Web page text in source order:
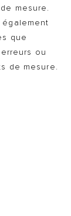
mesure.
que
ou
de mesure.